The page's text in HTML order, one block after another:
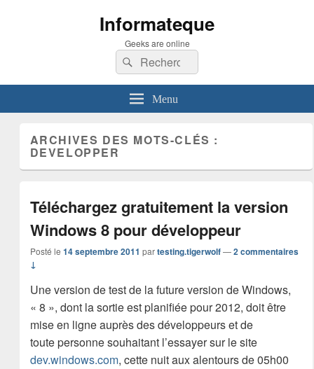
Informateque
Geeks are online
Recherche :
Rechercher
Menu
ARCHIVES DES MOTS-CLÉS :
DEVELOPPER
Téléchargez gratuitement la version
Windows 8 pour développeur
Posté le 14 septembre 2011 partesting.tigerwolf —2 commentaires
↓
Une version de test de la future version de Windows,
« 8 », dont la sortie est planifiée pour 2012, doit être
mise en ligne auprès des développeurs et de
toute personne souhaitant l’essayer sur le site
dev.windows.com, cette nuit aux alentours de 05h00